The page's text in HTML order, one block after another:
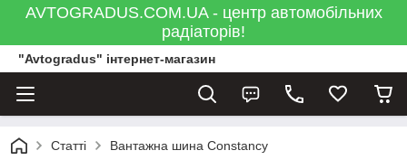
AVTOGRADUS.COM.UA - центр автомобільних
радіаторів!
"Avtogradus" інтернет-магазин
Статті Вантажна шина Constancy